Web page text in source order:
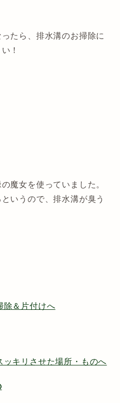
たら、排水溝のお掃除に
！
魔女を使っていました。
いうので、排水溝が臭う